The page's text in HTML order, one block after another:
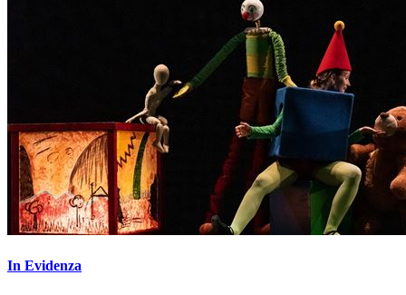
In Evidenza